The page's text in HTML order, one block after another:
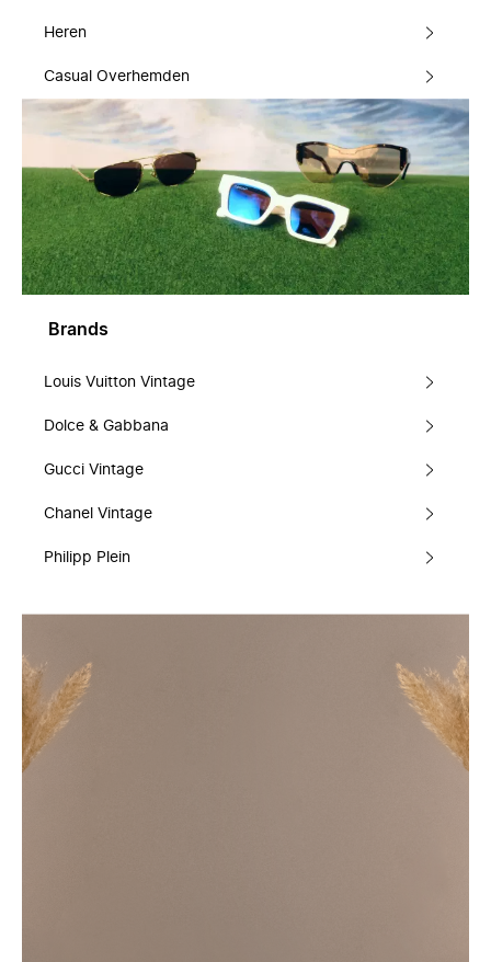
Heren
Casual Overhemden
Brands
Louis Vuitton Vintage
Dolce & Gabbana
Gucci Vintage
Chanel Vintage
Philipp Plein